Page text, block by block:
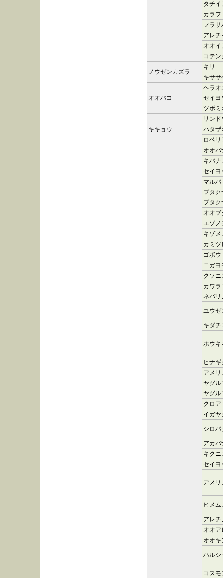
タチイ
カラフ
フラサ
アレチ
オオイ
コテン
ノウゼンカズラ
キリ
キササ
オオバコ
ヘラオ
セイヨ
ツボミ
キキョウ
リン
ハタザ
ロベリ
オオバ
キバナ
セイヨ
マルバ
ブタク
ブタク
オオブ
エゾノ
キゾメ
カミツ
ゴボウ
ニガヨ
クソニ
カワラ
ネバリ
ユウゼ
キダチ
ホウキ
ヒナギ
アメリ
ヤグル
ヤグル
クロア
イガヤ
シロバ
アカバ
キクニ
セイヨ
アメリ
ヒメム
アレチ
オオア
オオキ
ハルシ
コスモ